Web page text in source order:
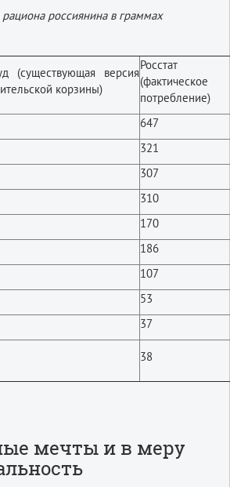
россиянина в граммах
(существующая версия
корзины)
Росстат
(фактическое
потребление)
647
321
307
310
170
186
107
53
37
38
мечты и в меру